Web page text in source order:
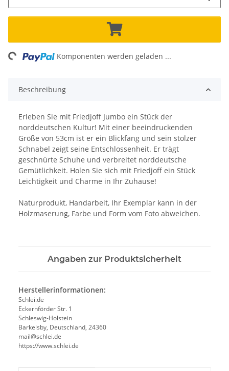
Komponenten werden geladen ...
Beschreibung
Erleben Sie mit Friedjoff Jumbo ein Stück der
norddeutschen Kultur! Mit einer beeindruckenden
Größe von 53cm ist er ein Blickfang und sein stolzer
Schnabel zeigt seine Entschlossenheit. Er trägt
geschnürte Schuhe und verbreitet norddeutsche
Gemütlichkeit. Holen Sie sich mit Friedjoff ein Stück
Leichtigkeit und Charme in Ihr Zuhause!
Naturprodukt, Handarbeit, Ihr Exemplar kann in der
Holzmaserung, Farbe und Form vom Foto abweichen.
Angaben zur Produktsicherheit
Herstellerinformationen:
Schlei.de
Eckernförder Str. 1
Schleswig-Holstein
Barkelsby, Deutschland, 24360
mail@schlei.de
https://www.schlei.de